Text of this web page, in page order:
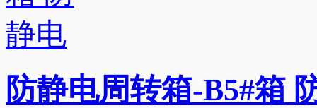
防静电周转箱-B5#箱